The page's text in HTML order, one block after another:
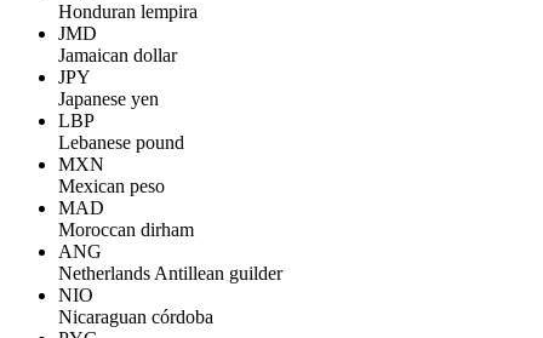
Honduran lempira
JMD
Jamaican dollar
JPY
Japanese yen
LBP
Lebanese pound
MXN
Mexican peso
MAD
Moroccan dirham
ANG
Netherlands Antillean guilder
NIO
Nicaraguan córdoba